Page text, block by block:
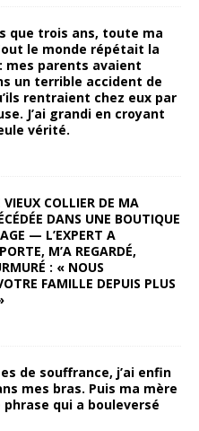
que trois ans, toute ma
le monde répétait la
mes parents avaient
un terrible accident de
rentraient chez eux par
J’ai grandi en croyant
vérité.
VIEUX COLLIER DE MA
DANS UNE BOUTIQUE
— L’EXPERT A
M’A REGARDÉ,
: « NOUS
FAMILLE DEPUIS PLUS
de souffrance, j’ai enfin
mes bras. Puis ma mère
phrase qui a bouleversé